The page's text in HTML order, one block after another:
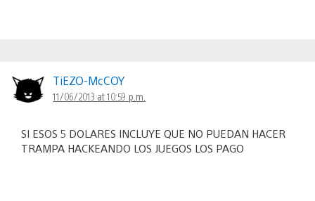
TiEZO-McCOY
11/06/2013 at 10:59 p.m.
SI ESOS 5 DOLARES INCLUYE QUE NO PUEDAN HACER
TRAMPA HACKEANDO LOS JUEGOS LOS PAGO